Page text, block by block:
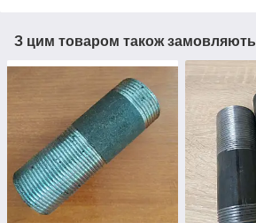
З цим товаром також замовляють